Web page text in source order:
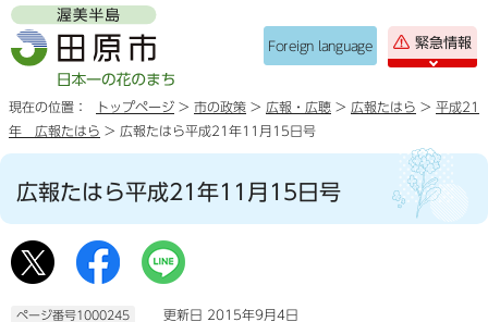
Foreign language 緊急情報
現在の位置： トップページ > 市の政策 > 広報・広聴 > 広報たはら > 平成21
年 広報たはら > 広報たはら平成21年11月15日号
広報たはら平成21年11月15日号
ページ番号1000245 更新日 2015年9月4日